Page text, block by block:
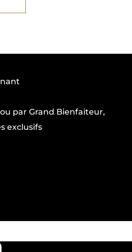
par Grand Bienfaiteur,
exclusifs